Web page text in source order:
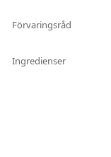
Förvaringsråd
Ingredienser